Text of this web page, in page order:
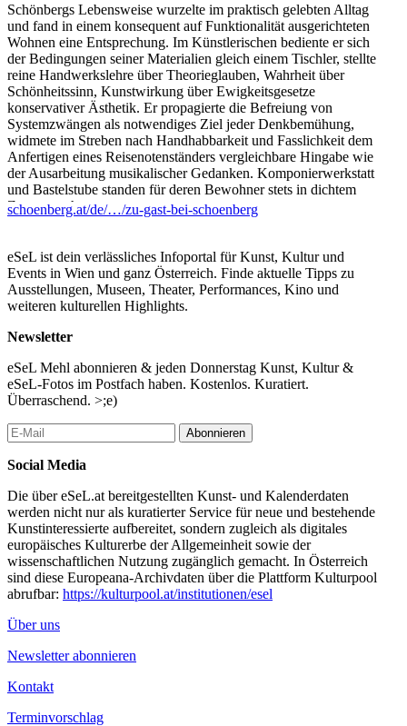
Schönbergs Lebensweise wurzelte im praktisch gelebten Alltag
und fand in einem konsequent auf Funktionalität ausgerichteten
Wohnen eine Entsprechung. Im Künstlerischen bediente er sich
der Bedingungen seiner Materialien gleich einem Tischler, stellte
reine Handwerkslehre über Theorieglauben, Wahrheit über
Schönheitssinn, Kunstwirkung über Ewigkeitsgesetze
konservativer Ästhetik. Er propagierte die Befreiung von
Systemzwängen als notwendiges Ziel jeder Denkbemühung,
widmete im Streben nach Handhabbarkeit und Fasslichkeit dem
Anfertigen eines Reisenotenständers vergleichbare Hingabe wie
der Ausarbeitung musikalischer Gedanken. Komponierwerkstatt
und Bastelstube standen für deren Bewohner stets in dichtem
Zusammenhang.
von Homestories aus Schönbergs Wohnsitzen in Wien, Berlin,
Mödling, Boston und Los Angeles. Exponate aus dem Archiv des
Vielbegabten dokumentieren den Komponisten, Musiker, Maler,
Lehrer, Schriftsteller, Familienmenschen und Gastgeber.
Besucher:innen der Ausstellung treffen auf historische Gäste
Drehbuchautorin und Nobelpreisträger, Exilhabsburger und
Comedian. Digital animierte Partituren, Filmclips und Stimmen
aus der Vergangenheit entführen in eine nur scheinbar
...Mehr lesen
schoenberg.at/de/…/zu-gast-bei-schoenberg
eSeL ist dein verlässliches Infoportal für Kunst, Kultur und
Events in Wien und ganz Österreich. Finde aktuelle Tipps zu
Ausstellungen, Museen, Theater, Performances, Kino und
weiteren kulturellen Highlights.
Newsletter
eSeL Mehl abonnieren & jeden Donnerstag Kunst, Kultur &
eSeL-Fotos im Postfach haben. Kostenlos. Kuratiert.
Überraschend. >;e)
Abonnieren
Social Media
Die über eSeL.at bereitgestellten Kunst- und Kalenderdaten
werden nicht nur als kuratierter Service für neue und bestehende
Kunstinteressierte aufbereitet, sondern zugleich als digitales
europäisches Kulturerbe der Allgemeinheit sowie der
wissenschaftlichen Nutzung zugänglich gemacht. In Österreich
sind diese Europeana-Archivdaten über die Plattform Kulturpool
abrufbar: https://kulturpool.at/institutionen/esel
Über uns
Newsletter abonnieren
Kontakt
Terminvorschlag